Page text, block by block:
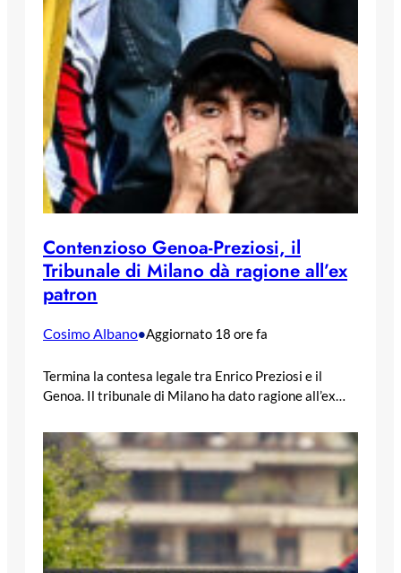
Contenzioso Genoa-Preziosi, il
Tribunale di Milano dà ragione all’ex
patron
Cosimo Albano•Aggiornato 18 ore fa
Termina la contesa legale tra Enrico Preziosi e il
Genoa. Il tribunale di Milano ha dato ragione all’ex…